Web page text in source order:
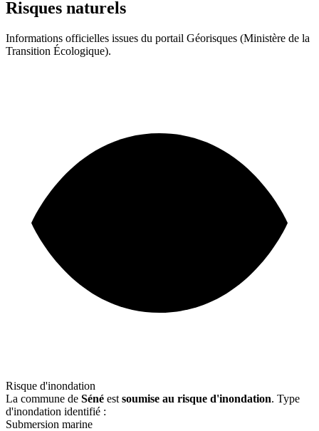
Risques naturels
Informations officielles issues du portail Géorisques (Ministère de la
Transition Écologique).
Risque d'inondation
La commune de Séné est soumise au risque d'inondation. Type
d'inondation identifié :
Submersion marine